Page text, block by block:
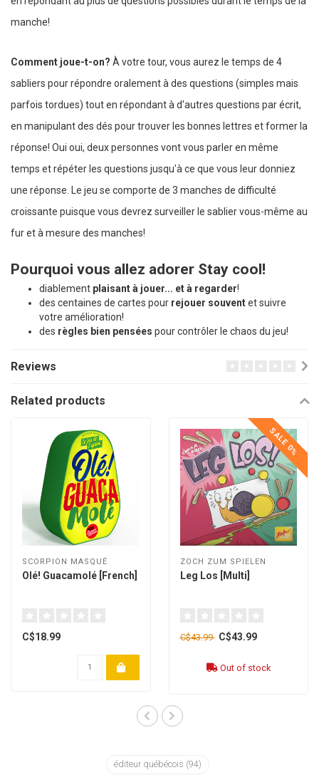
manche!
Comment joue-t-on? À votre tour, vous aurez le temps de 4
sabliers pour répondre oralement à des questions (simples mais
parfois tordues) tout en répondant à d'autres questions par écrit,
en manipulant des dés pour trouver les bonnes lettres et former la
réponse! Oui oui, deux personnes vont vous parler en même
temps et répéter les questions jusqu'à ce que vous leur donniez
une réponse. Le jeu se comporte de 3 manches de difficulté
croissante puisque vous devrez surveiller le sablier vous-même au
fur et à mesure des manches!
Pourquoi vous allez adorer Stay cool!
diablement plaisant à jouer... et à regarder!
des centaines de cartes pour rejouer souventet suivre
votre amélioration!
des règles bien pensées pour contrôler le chaos du jeu!
Reviews
Related products
SCORPION MASQUÉ
Olé! Guacamolé [French]
C$18.99
SALE 0%
ZOCH ZUM SPIELEN
Leg Los [Multi]
C$43.99 C$43.99
Out of stock
éditeur québécois (94)